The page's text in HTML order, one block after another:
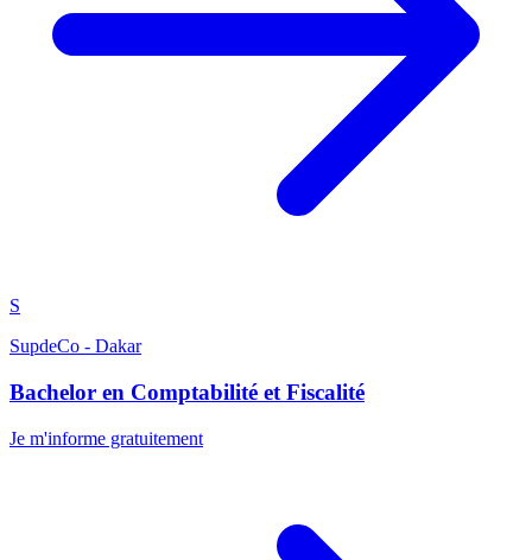
S
SupdeCo - Dakar
Bachelor en Comptabilité et Fiscalité
Je m'informe gratuitement